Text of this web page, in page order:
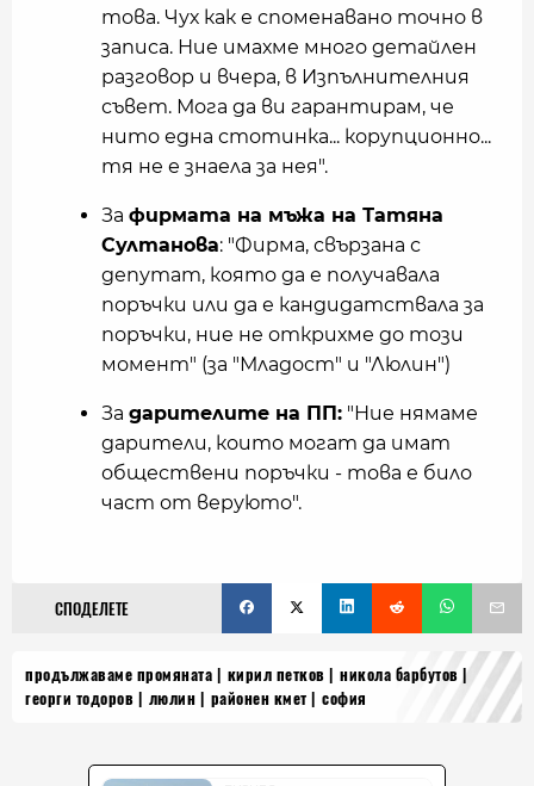
това. Чух как е споменавано точно в
записа. Ние имахме много детайлен
разговор и вчера, в Изпълнителния
съвет. Мога да ви гарантирам, че
нито една стотинка... корупционно...
тя не е знаела за нея".
За фирмата на мъжа на Татяна
Султанова: "Фирма, свързана с
депутат, която да е получавала
поръчки или да е кандидатствала за
поръчки, ние не открихме до този
момент" (за "Младост" и "Люлин")
За дарителите на ПП: "Ние нямаме
дарители, които могат да имат
обществени поръчки - това е било
част от веруюто".
СПОДЕЛЕТЕ
продължаваме промяната кирил петков
никола барбутов
георги тодоров
люлин районен кмет софия